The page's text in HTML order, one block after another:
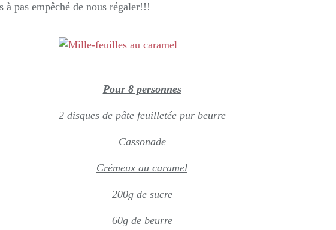
à pas empêché de nous régaler!!!
Pour 8 personnes
2 disques de pâte feuilletée pur beurre
Cassonade
Crémeux au caramel
200g de sucre
60g de beurre